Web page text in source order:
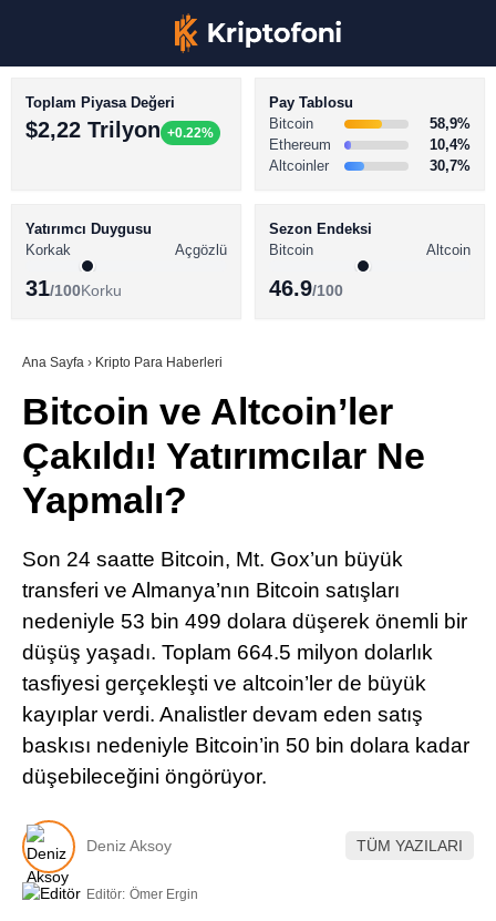
Youtube
TikTok
LinkedIn
Telegram
BİTCOİN HABERLERİ
ALTCOİN HABERLERİ
SÖZLÜK
Toplam Piyasa Değeri
$2,22 Trilyon +0.22%
Pay Tablosu
Bitcoin
58,9%
Ethereum
10,4%
Altcoinler
30,7%
Yatırımcı Duygusu
Korkak
Açgözlü
31/100Korku
Sezon Endeksi
Bitcoin
Altcoin
46.9/100
Ana Sayfa › Kripto Para Haberleri
Bitcoin ve Altcoin’ler
Çakıldı! Yatırımcılar Ne
Yapmalı?
Son 24 saatte Bitcoin, Mt. Gox’un büyük
transferi ve Almanya’nın Bitcoin satışları
nedeniyle 53 bin 499 dolara düşerek önemli bir
düşüş yaşadı. Toplam 664.5 milyon dolarlık
tasfiyesi gerçekleşti ve altcoin’ler de büyük
kayıplar verdi. Analistler devam eden satış
baskısı nedeniyle Bitcoin’in 50 bin dolara kadar
düşebileceğini öngörüyor.
Deniz Aksoy TÜM YAZILARI
Editör: Ömer Ergin